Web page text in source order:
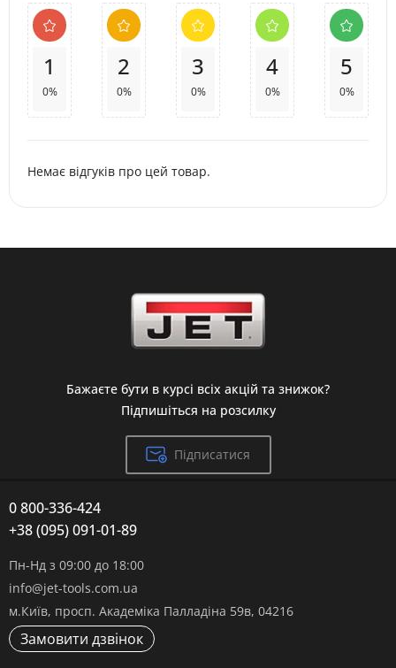
1
0%
2
0%
3
0%
4
0%
5
0%
Немає відгуків про цей товар.
Бажаєте бути в курсі всіх акцій та знижок?
Підпишіться на розсилку
Підписатися
0 800-336-424
+38 (095) 091-01-89
Пн-Нд з 09:00 до 18:00
info@jet-tools.com.ua
м.Київ, просп. Академіка Палладіна 59в, 04216
Замовити дзвінок